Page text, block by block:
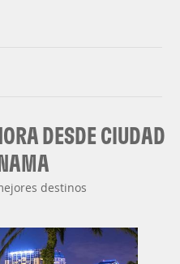
DESDE CIUDAD
destinos